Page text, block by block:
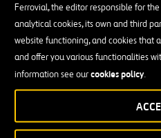
Ferrovial, the editor responsible for
analytical cookies, its own and third
website functioning, and cookies that
and offer you various functionalities
information see ourcookies policy.
sellado puede variar mucho
del granito y las condiciones a las
de un tratamiento sencillo y que
¿Cuáles son los usos
granito en
El granito se puede usar como